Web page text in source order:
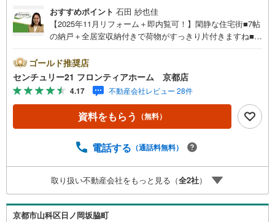
おすすめポイント 石田 紗也佳
【2025年11月リフォーム＋即内覧可！】閑静な住宅街■7帖
の納戸＋全居室収納付きで荷物がすっきり片付きますね■南
をしっかりと守ります リフォーム内容・全室クロス張替・
クッションフロア貼り（洗面・トイレ）・畳表替え・襖張
替、障子張替・2階台所カウンター塗装・ハウスクリーニン
グ 立地・鏡山小学校まで徒歩約15分・花山中学校まで徒歩
約13分 弊社が選ばれる理由 1.お金の扱い方のプロ、ファイ
ナンシャルプランナーが資金計画をサポート！2.買い替え
行と繋がりがあるため、最も低金利になるように審査が可
も弊社のリフォームプランナーがご提案！5.定期的にご連
絡を繋ぎ、有事の際に迅速にサポートいたします弊社は専
門家同士が連携をとっているため、より多くの知見がござ
います。お気軽にお問合せください！
ゴールド推奨店
センチュリー21 フロンティアホーム 京都店
4.17 不動産会社レビュー 28件
資料をもらう （無料）
電話する （通話料無料）
取り扱い不動産会社をもっと見る（全2社）
京都市山科区日ノ岡坂脇町